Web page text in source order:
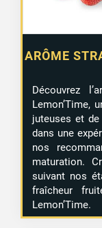
ARÔME
Découvrez
Lemon’Time,
juteuses et
dans une
nos
maturation.
suivant nos
fraîcheur
Lemon’Time.